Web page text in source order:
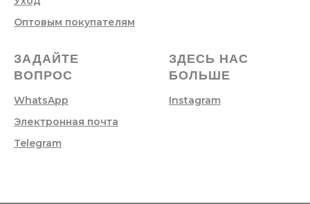
Оптовым покупателям
ЗАДАЙТЕ
ВОПРОС
WhatsApp
Электронная почта
Telegram
ЗДЕСЬ НАС
БОЛЬШЕ
Instagram